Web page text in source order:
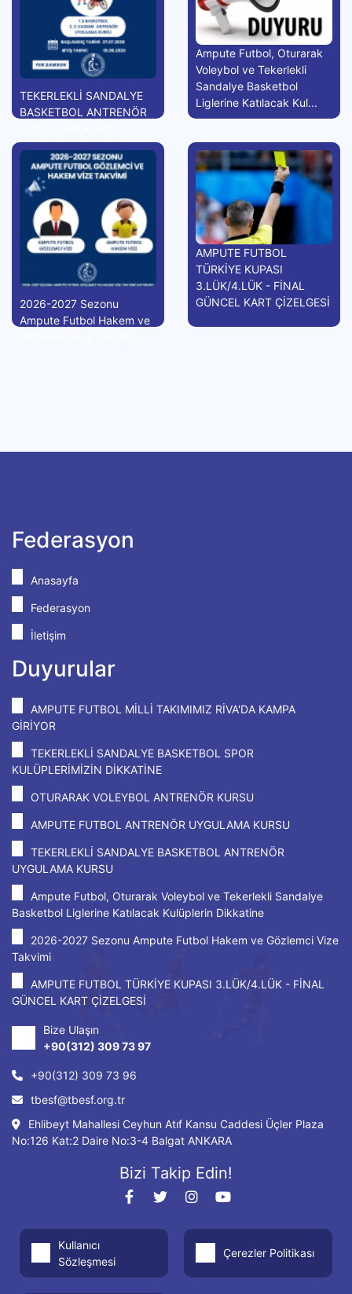
TEKERLEKLİ SANDALYE
BASKETBOL ANTRENÖR
Ampute Futbol, Oturarak
Voleybol ve Tekerlekli
Sandalye Basketbol
Liglerine Katılacak Kul...
2026-2027 Sezonu
Ampute Futbol Hakem ve
AMPUTE FUTBOL
TÜRKİYE KUPASI
3.LÜK/4.LÜK - FİNAL
GÜNCEL KART ÇİZELGESİ
Federasyon
Anasayfa
Federasyon
İletişim
Duyurular
AMPUTE FUTBOL MİLLİ TAKIMIMIZ RİVA'DA KAMPA
GİRİYOR
TEKERLEKLİ SANDALYE BASKETBOL SPOR
KULÜPLERİMİZİN DİKKATİNE
OTURARAK VOLEYBOL ANTRENÖR KURSU
AMPUTE FUTBOL ANTRENÖR UYGULAMA KURSU
TEKERLEKLİ SANDALYE BASKETBOL ANTRENÖR
UYGULAMA KURSU
Ampute Futbol, Oturarak Voleybol ve Tekerlekli Sandalye
Basketbol Liglerine Katılacak Kulüplerin Dikkatine
2026-2027 Sezonu Ampute Futbol Hakem ve Gözlemci Vize
Takvimi
AMPUTE FUTBOL TÜRKİYE KUPASI 3.LÜK/4.LÜK - FİNAL
GÜNCEL KART ÇİZELGESİ
Bize Ulaşın
+90(312) 309 73 97
+90(312) 309 73 96
tbesf@tbesf.org.tr
Ehlibeyt Mahallesi Ceyhun Atıf Kansu Caddesi Üçler Plaza
No:126 Kat:2 Daire No:3-4 Balgat ANKARA
Bizi Takip Edin!
Kullanıcı
Sözleşmesi
Çerezler Politikası